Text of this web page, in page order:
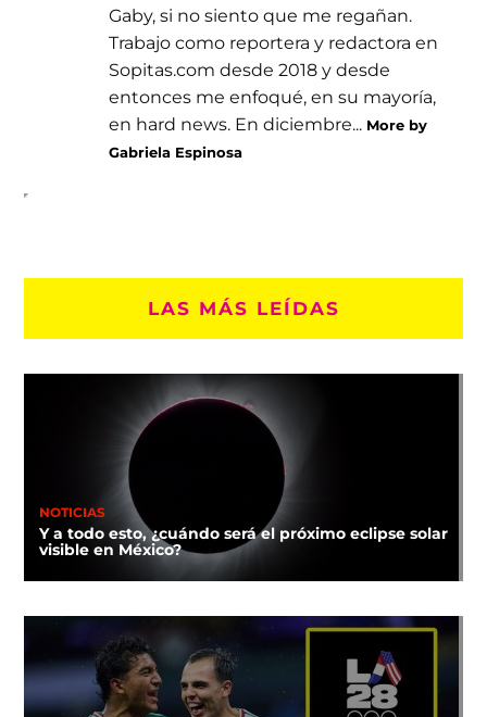
Gaby, si no siento que me regañan.
Trabajo como reportera y redactora en
Sopitas.com desde 2018 y desde
entonces me enfoqué, en su mayoría,
en hard news. En diciembre... More by
Gabriela Espinosa
LAS MÁS LEÍDAS
NOTICIAS
Y a todo esto, ¿cuándo será el próximo eclipse solar
visible en México?